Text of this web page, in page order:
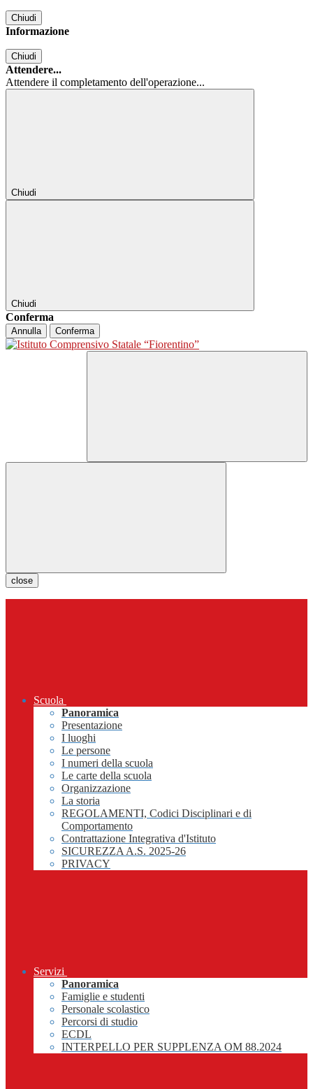
Chiudi
Informazione
Chiudi
Attendere...
Attendere il completamento dell'operazione...
Chiudi
Chiudi
Conferma
Annulla Conferma
close
Scuola
Panoramica
Presentazione
I luoghi
Le persone
I numeri della scuola
Le carte della scuola
Organizzazione
La storia
REGOLAMENTI, Codici Disciplinari e di
Comportamento
Contrattazione Integrativa d'Istituto
SICUREZZA A.S. 2025-26
PRIVACY
Servizi
Panoramica
Famiglie e studenti
Personale scolastico
Percorsi di studio
ECDL
INTERPELLO PER SUPPLENZA OM 88.2024